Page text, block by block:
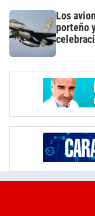
Los
porteño